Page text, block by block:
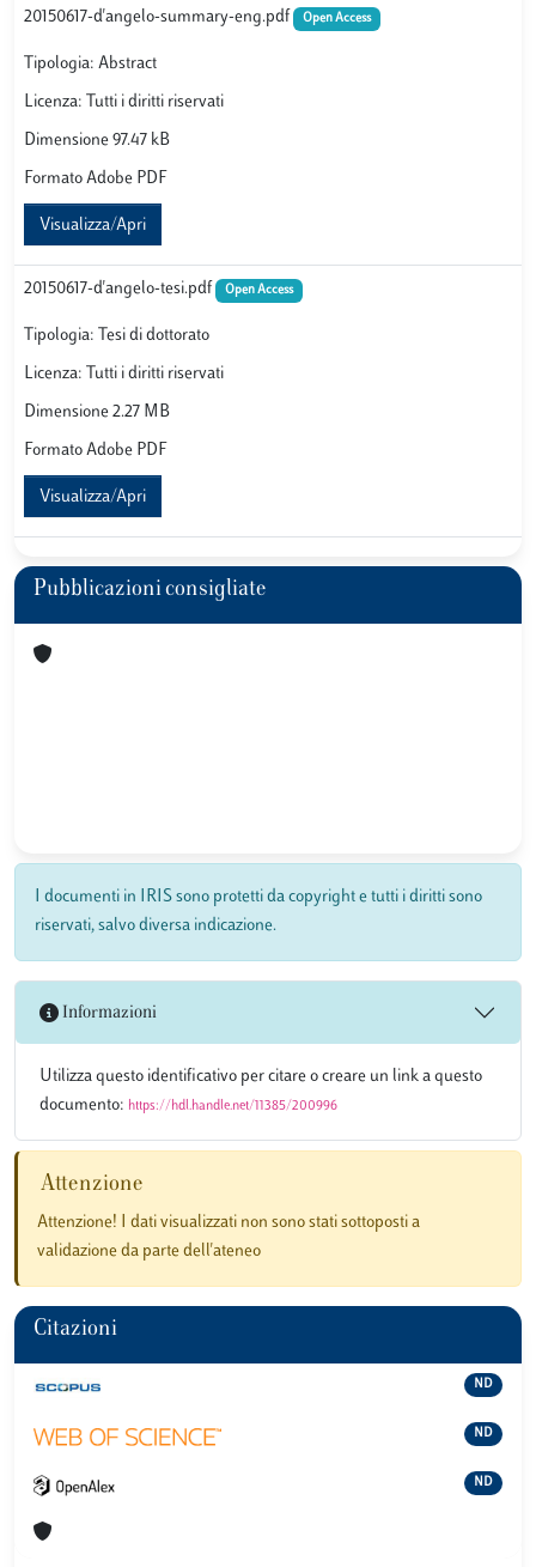
20150617-d'angelo-summary-eng.pdf Open Access
Tipologia: Abstract
Licenza: Tutti i diritti riservati
Dimensione 97.47 kB
Formato Adobe PDF
Visualizza/Apri
20150617-d'angelo-tesi.pdf Open Access
Tipologia: Tesi di dottorato
Licenza: Tutti i diritti riservati
Dimensione 2.27 MB
Formato Adobe PDF
Visualizza/Apri
Pubblicazioni consigliate
I documenti in IRIS sono protetti da copyright e tutti i diritti sono
riservati, salvo diversa indicazione.
Informazioni
Utilizza questo identificativo per citare o creare un link a questo
documento: https://hdl.handle.net/11385/200996
Attenzione
Attenzione! I dati visualizzati non sono stati sottoposti a
validazione da parte dell'ateneo
Citazioni
ND
ND
ND